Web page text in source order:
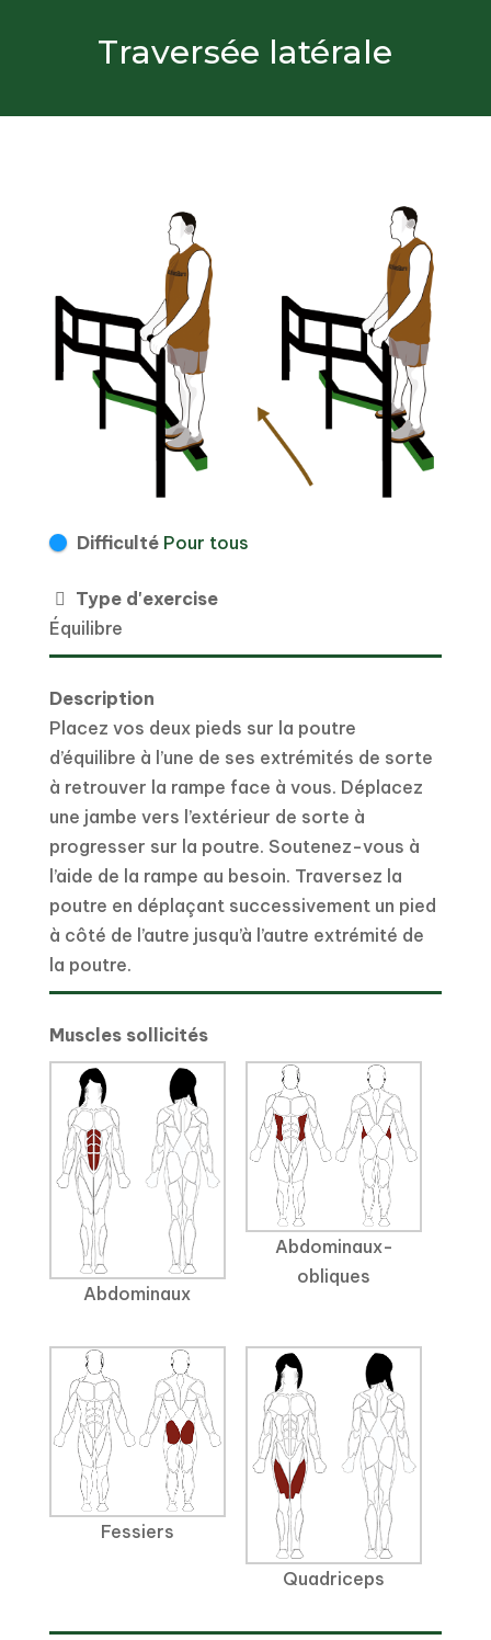
Traversée latérale
Difficulté Pour tous
Type d'exercise
Équilibre
Description
Placez vos deux pieds sur la poutre
d’équilibre à l’une de ses extrémités de sorte
à retrouver la rampe face à vous. Déplacez
une jambe vers l’extérieur de sorte à
progresser sur la poutre. Soutenez-vous à
l’aide de la rampe au besoin. Traversez la
poutre en déplaçant successivement un pied
à côté de l’autre jusqu’à l’autre extrémité de
la poutre.
Muscles sollicités
Abdominaux
Abdominaux-
obliques
Fessiers
Quadriceps